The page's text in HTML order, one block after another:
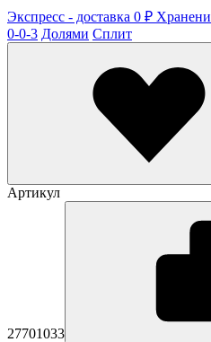
Экспресс - доставка 0 ₽
0-0-3 Долями Сплит
Артикул
27701033